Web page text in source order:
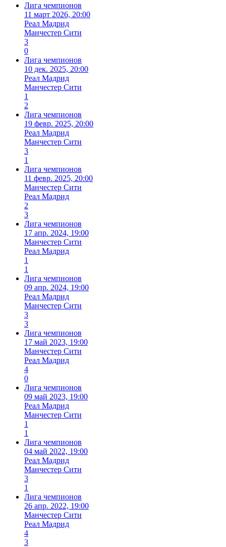
Лига чемпионов
11 март 2026, 20:00
Реал Мадрид
Манчестер Сити
3
0
Лига чемпионов
10 дек. 2025, 20:00
Реал Мадрид
Манчестер Сити
1
2
Лига чемпионов
19 февр. 2025, 20:00
Реал Мадрид
Манчестер Сити
3
1
Лига чемпионов
11 февр. 2025, 20:00
Манчестер Сити
Реал Мадрид
2
3
Лига чемпионов
17 апр. 2024, 19:00
Манчестер Сити
Реал Мадрид
1
1
Лига чемпионов
09 апр. 2024, 19:00
Реал Мадрид
Манчестер Сити
3
3
Лига чемпионов
17 май 2023, 19:00
Манчестер Сити
Реал Мадрид
4
0
Лига чемпионов
09 май 2023, 19:00
Реал Мадрид
Манчестер Сити
1
1
Лига чемпионов
04 май 2022, 19:00
Реал Мадрид
Манчестер Сити
3
1
Лига чемпионов
26 апр. 2022, 19:00
Манчестер Сити
Реал Мадрид
4
3